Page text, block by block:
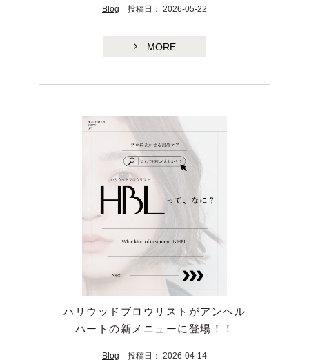
Blog 投稿日： 2026-05-22
MORE
ハリウッドブロウリストがアンヘル
ハートの新メニューに登場！！
Blog 投稿日： 2026-04-14